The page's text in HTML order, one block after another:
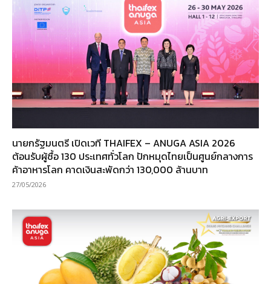
นายกรัฐมนตรี เปิดเวที THAIFEX – ANUGA ASIA 2026
ต้อนรับผู้ซื้อ 130 ประเทศทั่วโลก ปักหมุดไทยเป็นศูนย์กลางการ
ค้าอาหารโลก คาดเงินสะพัดกว่า 130,000 ล้านบาท
27/05/2026